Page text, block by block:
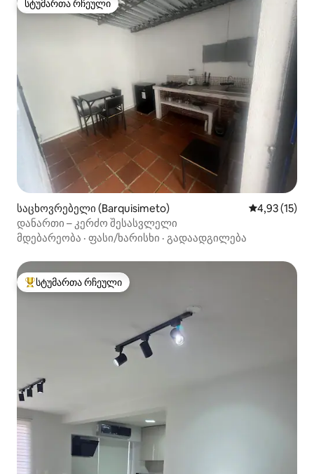
სტუმართა რჩეული
სტუმართა რჩეული
საცხოვრებელი (Barquisimeto) საშუალო
4,93 (15)
დანართი – კერძო შესასვლელი
მდებარეობა · ფასი/ხარისხი · გადაადგილება
სტუმართა რჩეული მოწინავე ვარიანტი
სტუმართა რჩეული